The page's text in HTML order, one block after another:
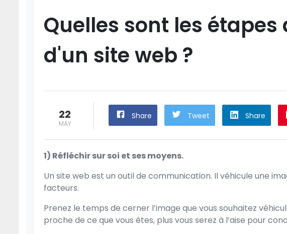
Quelles sont les
d'un site web ?
22
MAY
Share Tweet Share
1) Réfléchir sur soi et ses moyens.
Un site web est un outil de communication. Il véhicule une
facteurs.
Prenez le temps de cerner l’image que vous souhaitez
proche de ce que vous êtes, plus vous serez à l’aise pour